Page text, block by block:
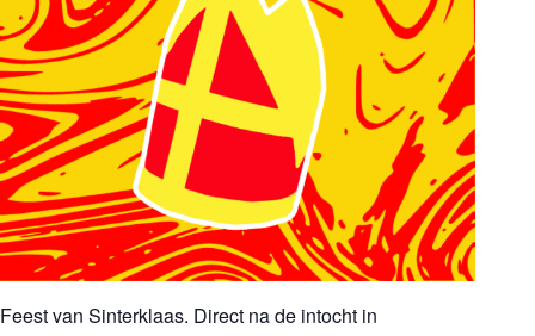
Feest van Sinterklaas. Direct na de intocht in